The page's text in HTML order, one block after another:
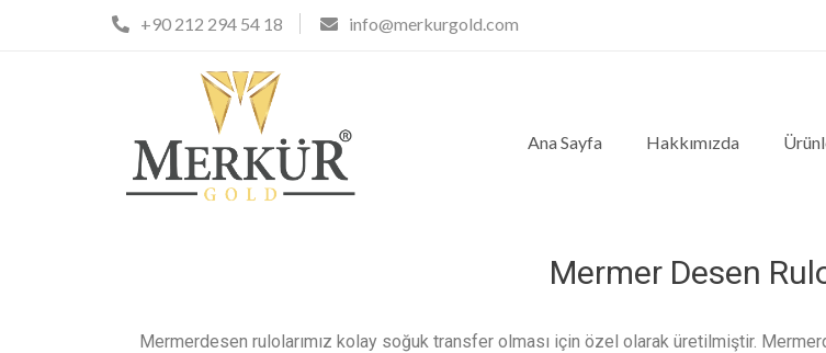
+90 212 294 54 18 info@merkurgold.com
Ana Sayfa Hakkımızda
Mermer Desen
Mermerdesen rulolarımız kolay soğuk transfer olması için özel olarak üretilmiştir.